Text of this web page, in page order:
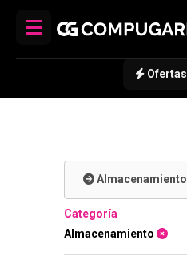
Ofertas
Almacenamiento
Categoría
Almacenamiento